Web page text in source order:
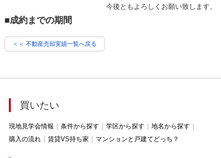
今後ともよろしくお願い致します。
■成約までの期間
＜＜ 不動産売却実績一覧へ戻る
買いたい
現地見学会情報 条件から探す 学区から探す
地名から探す
購入の流れ
賃貸VS持ち家 マンションと戸建てどっち？